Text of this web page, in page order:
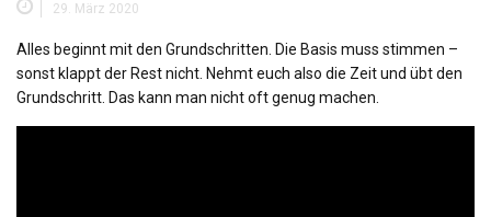
29. März 2020
Alles beginnt mit den Grundschritten. Die Basis muss stimmen –
sonst klappt der Rest nicht. Nehmt euch also die Zeit und übt den
Grundschritt. Das kann man nicht oft genug machen.